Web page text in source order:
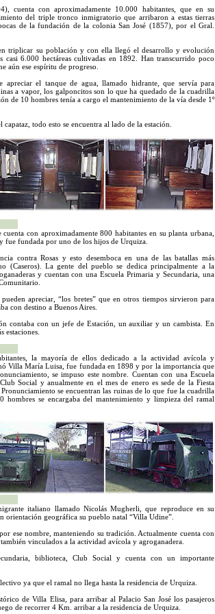
cuenta con aproximadamente 10.000 habitantes, que en su
del triple tronco inmigratorio que arribaron a estas tierras
de la fundación de la colonia San José (1857), por el Gral.
triplicar su población y con ella llegó el desarrollo y evolución
casi 6.000 hectáreas cultivadas en 1892. Han transcurrido poco
aún ese espíritu de progreso.
apreciar el tanque de agua, llamado hidrante, que servía para
a vapor, los galponcitos son lo que ha quedado de la cuadrilla
de 10 hombres tenía a cargo el mantenimiento de la vía desde 1º
capataz, todo esto se encuentra al lado de la estación.
con aproximadamente 800 habitantes en su planta urbana,
fue fundada por uno de los hijos de Urquiza.
contra Rosas y esto desemboca en una de las batallas más
(Caseros). La gente del pueblo se dedica principalmente a la
y cuentan con una Escuela Primaria y Secundaria, una
apreciar, “los bretes” que en otros tiempos sirvieron para
con destino a Buenos Aires.
contaba con un jefe de Estación, un auxiliar y un cambista. En
estaciones.
la mayoría de ellos dedicado a la actividad avícola y
Villa María Luisa, fue fundada en 1898 y por la importancia que
se impuso este nombre. Cuentan con una Escuela
Social y anualmente en el mes de enero es sede de la Fiesta
se encuentran las ruinas de lo que fue la cuadrilla
hombres se encargaba del mantenimiento y limpieza del ramal
italiano llamado Nicolás Mugherli, que reproduce en su
orientación geográfica su pueblo natal “Villa Udine”.
ese nombre, manteniendo su tradición. Actualmente cuenta con
vinculados a la actividad avícola y agroganadera.
biblioteca, Club Social y cuenta con un importante
ya que el ramal no llega hasta la residencia de Urquiza.
de Villa Elisa, para arribar al Palacio San José los pasajeros
de recorrer 4 Km. arribar a la residencia de Urquiza.